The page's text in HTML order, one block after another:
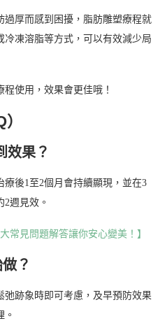
過厚而感到困擾，脂肪雕塑療程就
凍溶脂等方式，可以有效減少局
使用，效果會更佳哦！
效果？
後1至2個月會持續顯現，並在3
週見效。
常見問題解答讓你安心變美！】
？
弛跡象時即可考慮，及早預防效果
。